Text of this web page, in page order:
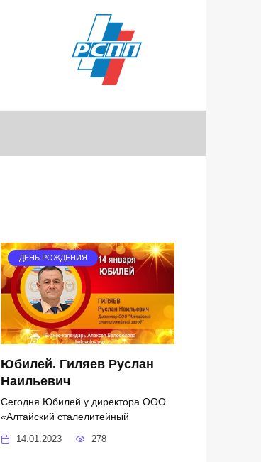
ДЕНЬ РОЖДЕНИЯ
Юбилей. Гиляев Руслан
Наильевич
Сегодня Юбилей у директора ООО
«Алтайский сталелитейный
14.01.2023 278